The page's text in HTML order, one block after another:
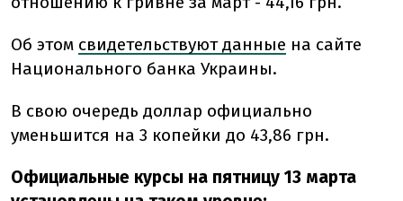
Об этом свидетельствуют данные на сайте
Национального банка Украины.
В свою очередь доллар официально
уменьшится на 3 копейки до 43,86 грн.
Официальные курсы на пятницу 13 марта